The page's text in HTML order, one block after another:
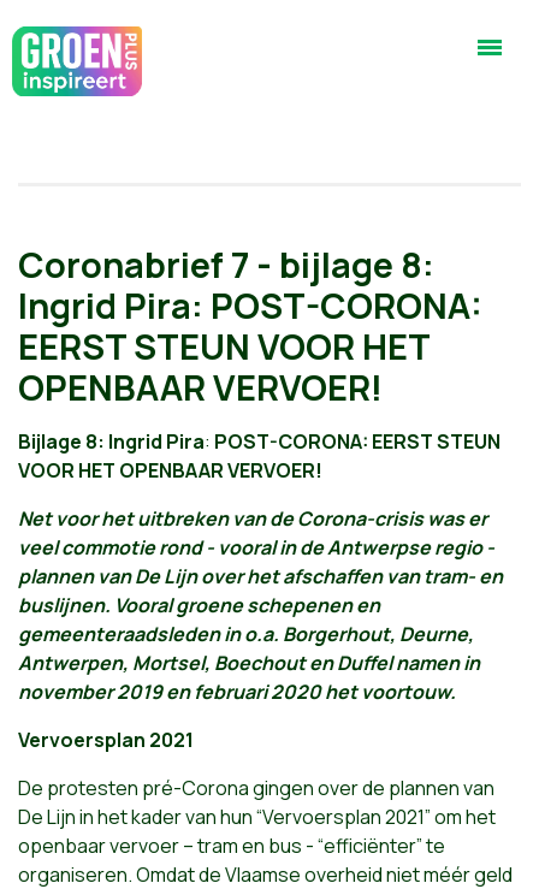
Coronabrief 7 - bijlage 8:
Ingrid Pira: POST-CORONA:
EERST STEUN VOOR HET
OPENBAAR VERVOER!
Bijlage 8: Ingrid Pira: POST-CORONA: EERST STEUN
VOOR HET OPENBAAR VERVOER!
Net voor het uitbreken van de Corona-crisis was er
veel commotie rond - vooral in de Antwerpse regio -
plannen van De Lijn over het afschaffen van tram- en
buslijnen. Vooral groene schepenen en
gemeenteraadsleden in o.a. Borgerhout, Deurne,
Antwerpen, Mortsel, Boechout en Duffel namen in
november 2019 en februari 2020 het voortouw.
Vervoersplan 2021
De protesten pré-Corona gingen over de plannen van
De Lijn in het kader van hun “Vervoersplan 2021” om het
openbaar vervoer – tram en bus - “efficiënter” te
organiseren. Omdat de Vlaamse overheid niet méér geld